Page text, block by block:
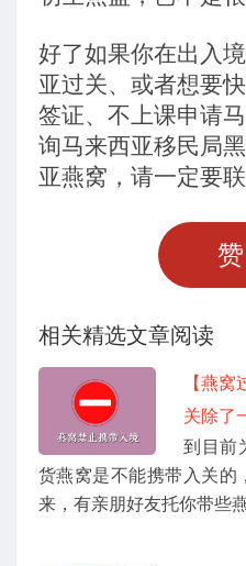
好了如果你在出入
亚过关、或者想要
签证、不上课申请
询马来西亚移民局
亚燕窝，请一定要
相关精选文章阅读
【燕
关除了
到目前
货燕窝是不能携带入关的
来，有亲朋好友托你带些